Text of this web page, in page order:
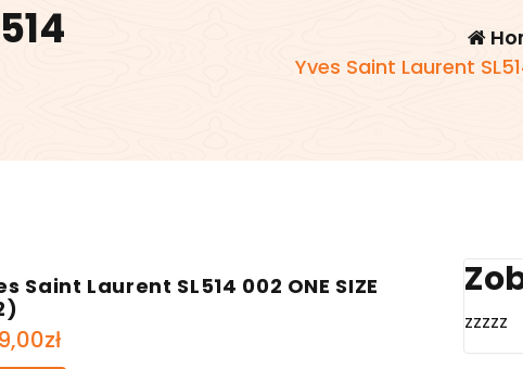
Yves Saint Laurent
Saint Laurent SL514 002 ONE SIZE
zł
zzzzz